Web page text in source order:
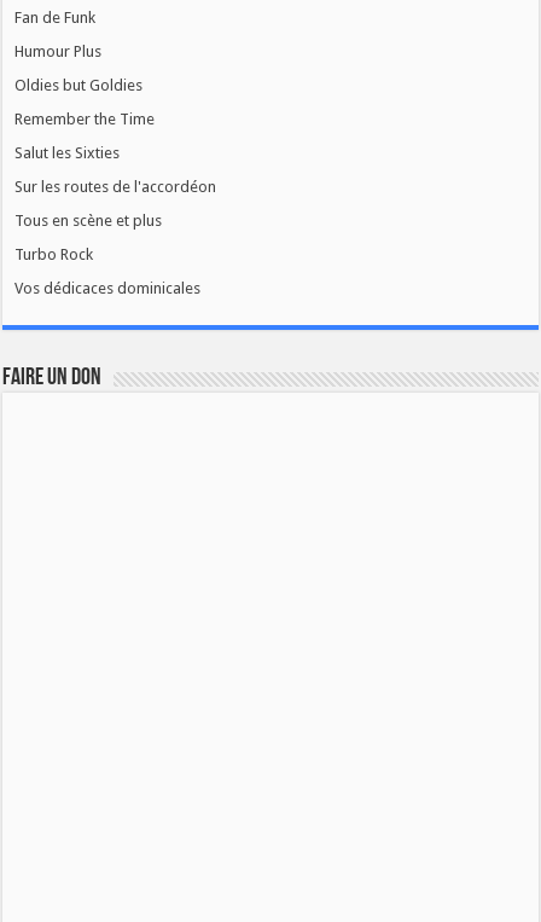
Fan de Funk
Humour Plus
Oldies but Goldies
Remember the Time
Salut les Sixties
Sur les routes de l'accordéon
Tous en scène et plus
Turbo Rock
Vos dédicaces dominicales
FAIRE UN DON